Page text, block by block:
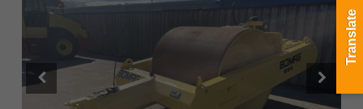
Translate